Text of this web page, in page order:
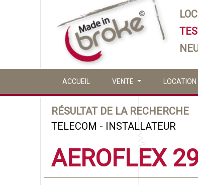
ACCUEIL VENTE LOCATION
RÉSULTAT DE LA RECHERCHE
TELECOM - INSTALLATEUR
AEROFLEX